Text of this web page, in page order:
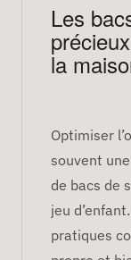
Les
la
Optimiser
souvent
de bacs de
jeu
pratiques